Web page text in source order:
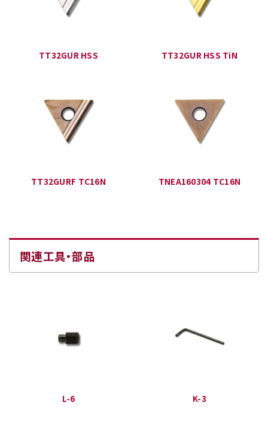
TT32GUR HSS TT32GUR HSS TiN
TT32GURF TC16N TNEA160304 TC16N
関連工具・部品
L-6 K-3